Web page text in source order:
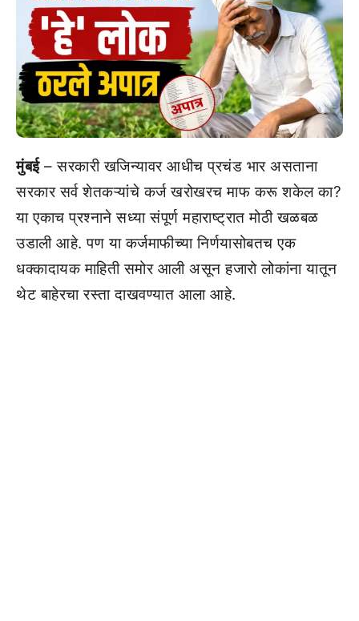
मुंबई– सरकारी खजिन्यावर आधीच प्रचंड भार असताना
सरकार सर्व शेतकऱ्यांचे कर्ज खरोखरच माफ करू शकेल का?
या एकाच प्रश्नाने सध्या संपूर्ण महाराष्ट्रात मोठी खळबळ
उडाली आहे. पण या कर्जमाफीच्या निर्णयासोबतच एक
धक्कादायक माहिती समोर आली असून हजारो लोकांना यातून
थेट बाहेरचा रस्ता दाखवण्यात आला आहे.